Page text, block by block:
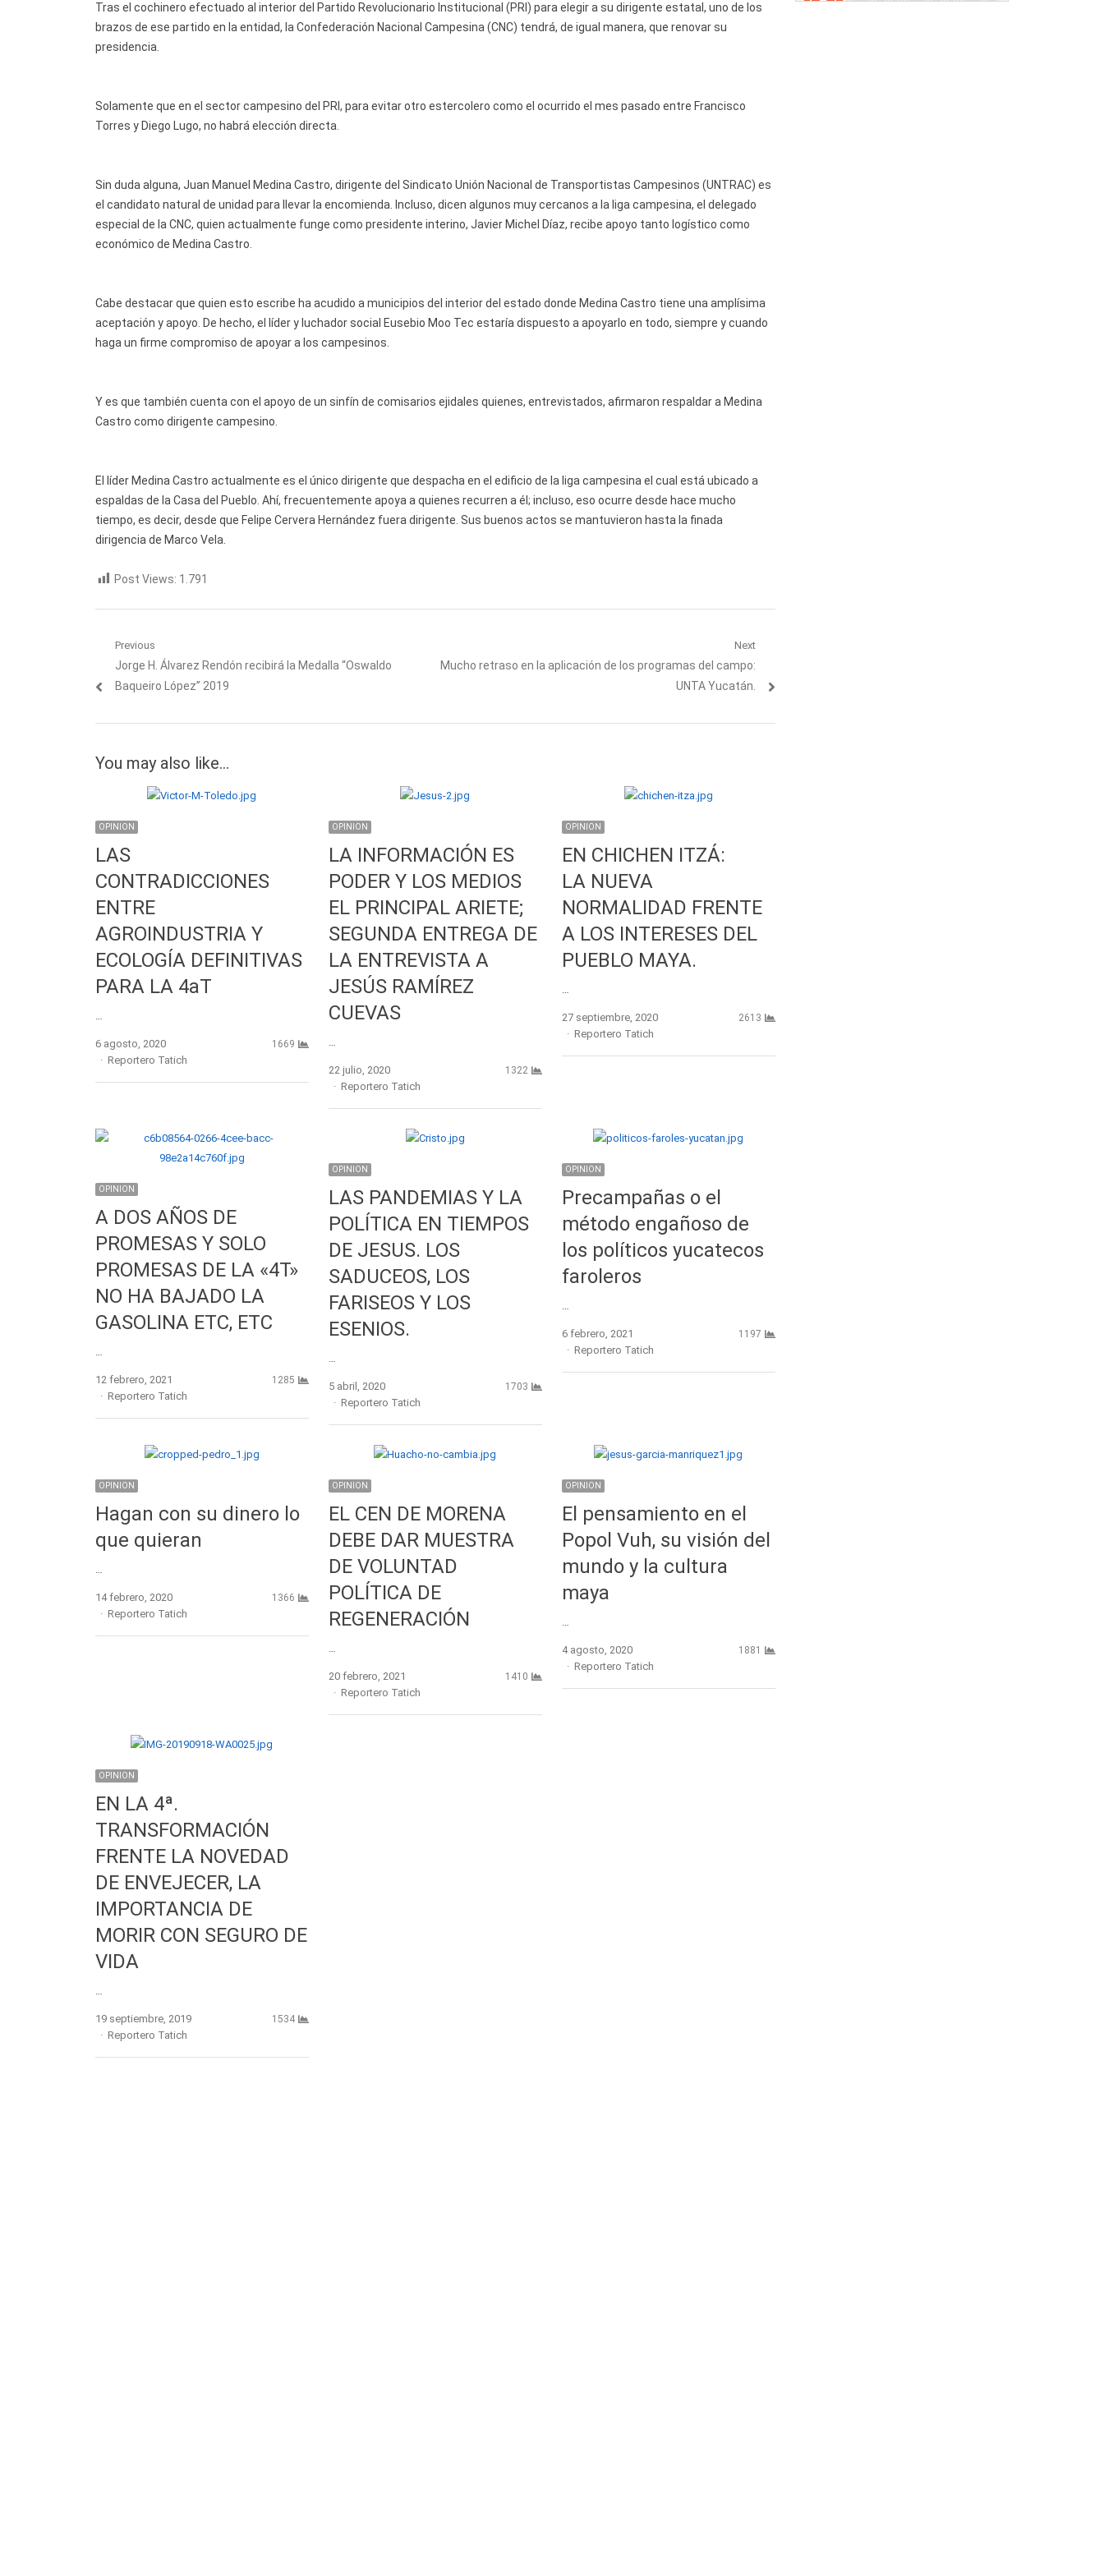
Tras el cochinero efectuado al interior del Partido Revolucionario Institucional (PRI) para elegir a su dirigente estatal, uno de los
brazos de ese partido en la entidad, la Confederación Nacional Campesina (CNC) tendrá, de igual manera, que renovar su
presidencia.
Solamente que en el sector campesino del PRI, para evitar otro estercolero como el ocurrido el mes pasado entre Francisco
Torres y Diego Lugo, no habrá elección directa.
Sin duda alguna, Juan Manuel Medina Castro, dirigente del Sindicato Unión Nacional de Transportistas Campesinos (UNTRAC) es
el candidato natural de unidad para llevar la encomienda. Incluso, dicen algunos muy cercanos a la liga campesina, el delegado
especial de la CNC, quien actualmente funge como presidente interino, Javier Michel Díaz, recibe apoyo tanto logístico como
económico de Medina Castro.
Cabe destacar que quien esto escribe ha acudido a municipios del interior del estado donde Medina Castro tiene una amplísima
aceptación y apoyo. De hecho, el líder y luchador social Eusebio Moo Tec estaría dispuesto a apoyarlo en todo, siempre y cuando
haga un firme compromiso de apoyar a los campesinos.
Y es que también cuenta con el apoyo de un sinfín de comisarios ejidales quienes, entrevistados, afirmaron respaldar a Medina
Castro como dirigente campesino.
El líder Medina Castro actualmente es el único dirigente que despacha en el edificio de la liga campesina el cual está ubicado a
espaldas de la Casa del Pueblo. Ahí, frecuentemente apoya a quienes recurren a él; incluso, eso ocurre desde hace mucho
tiempo, es decir, desde que Felipe Cervera Hernández fuera dirigente. Sus buenos actos se mantuvieron hasta la finada
dirigencia de Marco Vela.
Post Views: 1.791
Navegación
de
Previous
Previous
post:
Jorge H. Álvarez Rendón recibirá la Medalla “Oswaldo
Baqueiro López” 2019
Next
Next
Mucho retraso en la aplicación de los programas del campo:
UNTA Yucatán.
You may also like...
OPINION
LAS
CONTRADICCIONES
ENTRE
AGROINDUSTRIA Y
ECOLOGÍA DEFINITIVAS
PARA LA 4aT
6 agosto, 2020
Author
Reportero Tatich
1669
OPINION
LA INFORMACIÓN ES
PODER Y LOS MEDIOS
EL PRINCIPAL ARIETE;
SEGUNDA ENTREGA DE
LA ENTREVISTA A
JESÚS RAMÍREZ
CUEVAS
22 julio, 2020
Author
Reportero Tatich
1322
OPINION
EN CHICHEN ITZÁ:
LA NUEVA
NORMALIDAD FRENTE
A LOS INTERESES DEL
PUEBLO MAYA.
27 septiembre, 2020
Author
Reportero Tatich
2613
OPINION
A DOS AÑOS DE
PROMESAS Y SOLO
PROMESAS DE LA «4T»
NO HA BAJADO LA
GASOLINA ETC, ETC
12 febrero, 2021
Author
Reportero Tatich
1285
OPINION
LAS PANDEMIAS Y LA
POLÍTICA EN TIEMPOS
DE JESUS. LOS
SADUCEOS, LOS
FARISEOS Y LOS
ESENIOS.
5 abril, 2020
Author
Reportero Tatich
1703
OPINION
Precampañas o el
método engañoso de
los políticos yucatecos
faroleros
6 febrero, 2021
Author
Reportero Tatich
1197
OPINION
Hagan con su dinero lo
que quieran
14 febrero, 2020
Author
Reportero Tatich
1366
OPINION
EL CEN DE MORENA
DEBE DAR MUESTRA
DE VOLUNTAD
POLÍTICA DE
REGENERACIÓN
20 febrero, 2021
Author
Reportero Tatich
1410
OPINION
El pensamiento en el
Popol Vuh, su visión del
mundo y la cultura
maya
4 agosto, 2020
Author
Reportero Tatich
1881
OPINION
EN LA 4ª.
TRANSFORMACIÓN
FRENTE LA NOVEDAD
DE ENVEJECER, LA
IMPORTANCIA DE
MORIR CON SEGURO DE
VIDA
19 septiembre, 2019
Author
Reportero Tatich
1534